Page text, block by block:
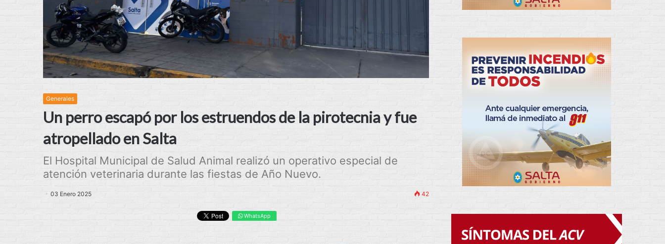
Generales
Un perro escapó por los estruendos de la pirotecnia y fue
atropellado en Salta
El Hospital Municipal de Salud Animal realizó un operativo especial de
atención veterinaria durante las fiestas de Año Nuevo.
03 Enero 2025 42
WhatsApp